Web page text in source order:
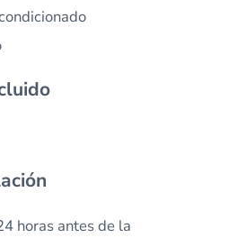
horas antes de la